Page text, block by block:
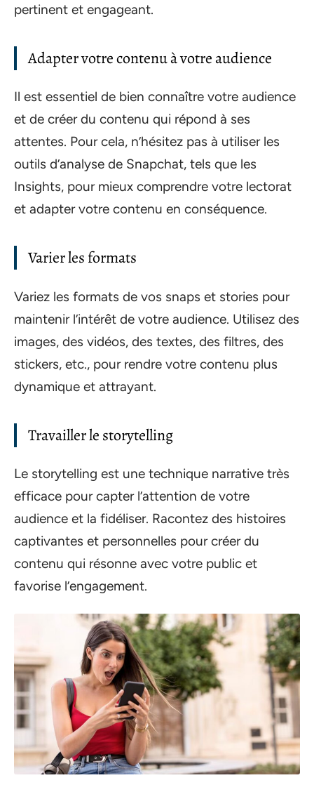
pertinent et engageant.
Adapter votre contenu à votre audience
Il est essentiel de bien connaître votre audience
et de créer du contenu qui répond à ses
attentes. Pour cela, n’hésitez pas à utiliser les
outils d’analyse de Snapchat, tels que les
Insights, pour mieux comprendre votre lectorat
et adapter votre contenu en conséquence.
Varier les formats
Variez les formats de vos snaps et stories pour
maintenir l’intérêt de votre audience. Utilisez des
images, des vidéos, des textes, des filtres, des
stickers, etc., pour rendre votre contenu plus
dynamique et attrayant.
Travailler le storytelling
Le storytelling est une technique narrative très
efficace pour capter l’attention de votre
audience et la fidéliser. Racontez des histoires
captivantes et personnelles pour créer du
contenu qui résonne avec votre public et
favorise l’engagement.